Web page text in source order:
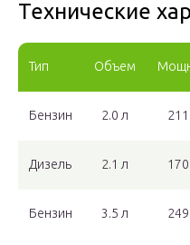
Технические
Тип Объем
Бензин 2.0 л 211
Дизель 2.1 л 170
Бензин 3.5 л 249